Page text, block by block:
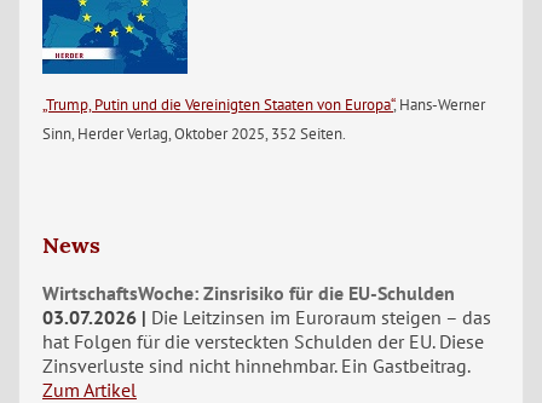
„Trump, Putin und die Vereinigten Staaten von Europa“, Hans-Werner
Sinn, Herder Verlag, Oktober 2025, 352 Seiten.
News
WirtschaftsWoche: Zinsrisiko für die EU-Schulden
03.07.2026
Die Leitzinsen im Euroraum steigen – das
hat Folgen für die versteckten Schulden der EU. Diese
Zinsverluste sind nicht hinnehmbar. Ein Gastbeitrag.
Zum Artikel